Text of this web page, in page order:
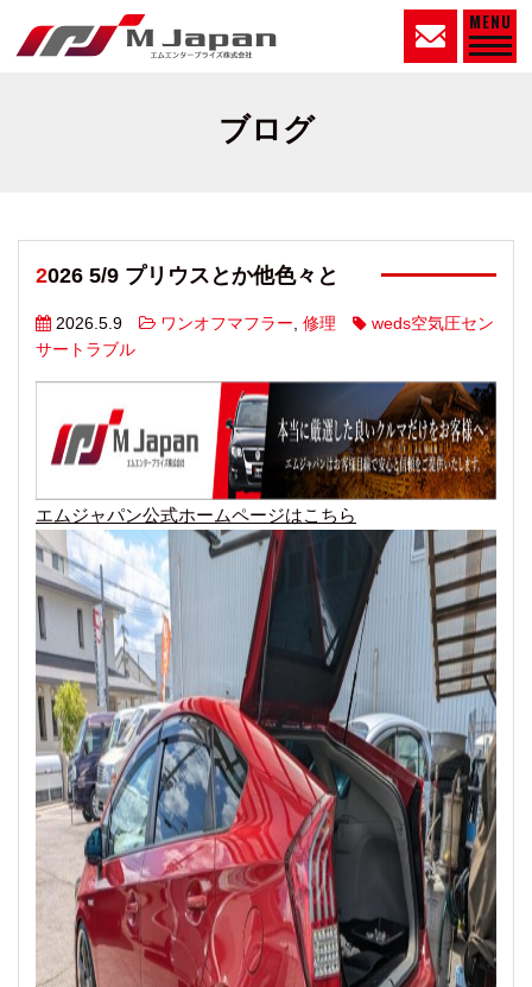
MENU
ブログ
2026 5/9 プリウスとか他色々と
2026.5.9 ワンオフマフラー, 修理
weds空気圧セン
サートラブル
エムジャパン公式ホームページはこちら